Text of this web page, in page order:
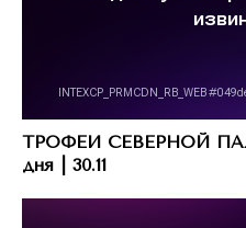
ТРОФЕИ СЕВЕРНОЙ
дня | 30.11